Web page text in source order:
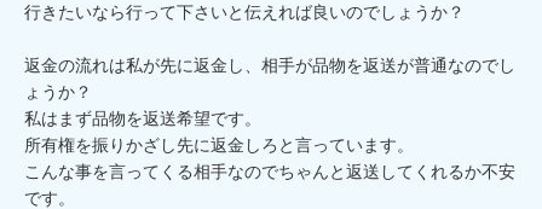
行きたいなら行って下さいと伝えれば良いのでしょうか？
返金の流れは私が先に返金し、相手が品物を返送が普通なのでし
ょうか？
私はまず品物を返送希望です。
所有権を振りかざし先に返金しろと言っています。
こんな事を言ってくる相手なのでちゃんと返送してくれるか不安
です。